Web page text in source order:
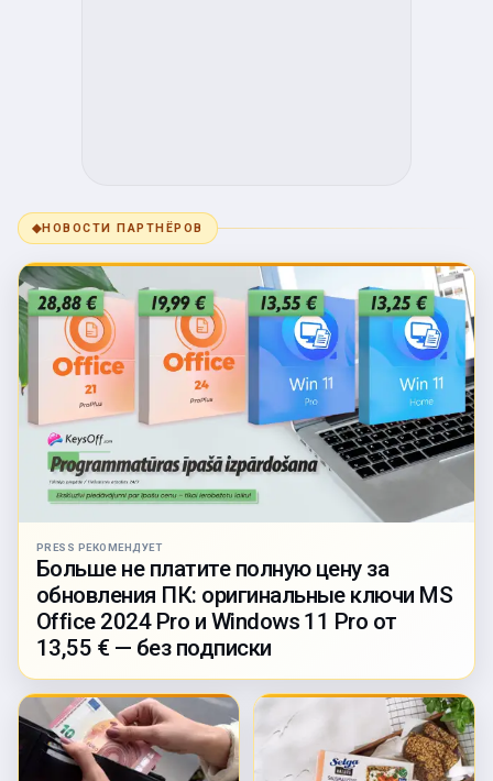
◆НОВОСТИ ПАРТНЁРОВ
PRESS РЕКОМЕНДУЕТ
Больше не платите полную цену за
обновления ПК: оригинальные ключи MS
Office 2024 Pro и Windows 11 Pro от
13,55 € — без подписки